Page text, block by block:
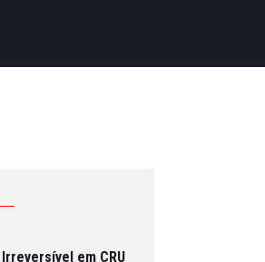
Irreversível em CRU